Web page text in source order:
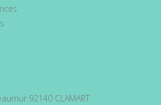
92140 CLAMART